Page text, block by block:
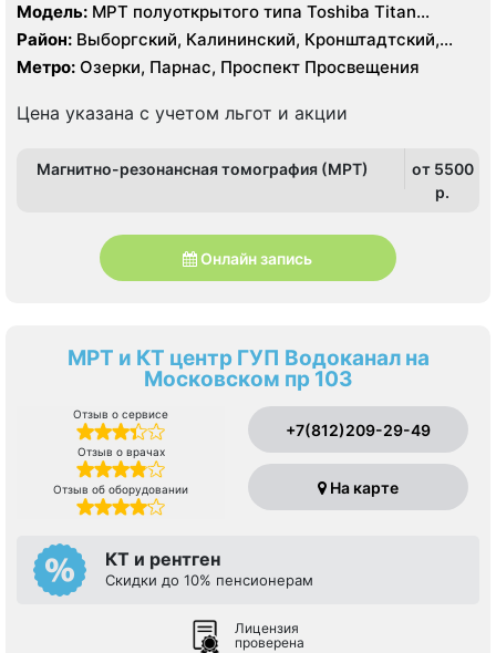
Модель: МРТ полуоткрытого типа Toshiba Titan
Vantage 3.0 Тесла, МРТ Toshiba Titan Vantage 1.5
Тесла, КТ Toshiba Somatom Zoom 64 среза, КТ Toshiba
Aquilon 320 срезов, ПЭТ-КТ Siemens Biograph mCT 128
Район: Выборгский, Калининский, Кронштадтский,
Курортный, Ленинградская область
Метро: Озерки, Парнас, Проспект Просвещения
Цена указана с учетом льгот и акции
Магнитно-резонансная томография (МРТ)
от 5500
p.
Онлайн запись
МРТ и КТ центр ГУП Водоканал на
Московском пр 103
Отзыв о сервисе
Отзыв о врачах
Отзыв об оборудовании
+7(812)209-29-49
На карте
КТ и рентген
Скидки до 10% пенсионерам
Лицензия
проверена